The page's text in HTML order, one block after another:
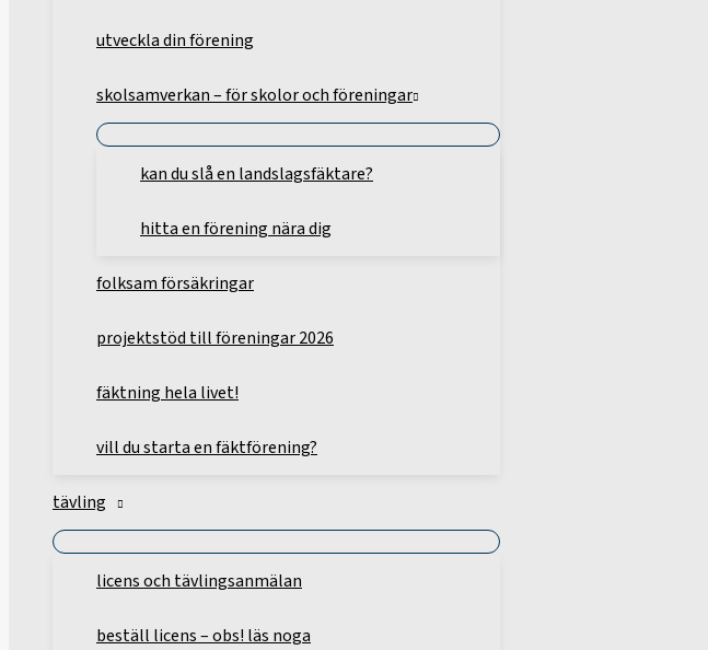
utveckla din förening
skolsamverkan – för skolor och föreningar
kan du slå en landslagsfäktare?
hitta en förening nära dig
folksam försäkringar
projektstöd till föreningar 2026
fäktning hela livet!
vill du starta en fäktförening?
tävling
licens och tävlingsanmälan
beställ licens – obs! läs noga